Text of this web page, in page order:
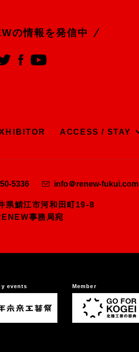
の情報を発信中
ACCESS / STAY
5336 info＠renew-fukui.com
鯖江市河和田町19-8
事務局宛
events Member